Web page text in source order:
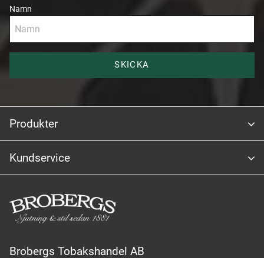
Namn
SKICKA
Produkter
Kundservice
Brobergs Tobakshandel AB